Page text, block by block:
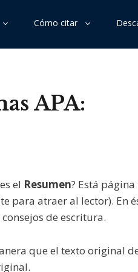
discusión ›
›
apéndices
redactarla y sus
conceptual ›
mental ›
sinopsis ›
Cómo citar
app ›
›
APA:
el Resumen? Está página
para atraer al lector). En
de escritura.
que el texto original